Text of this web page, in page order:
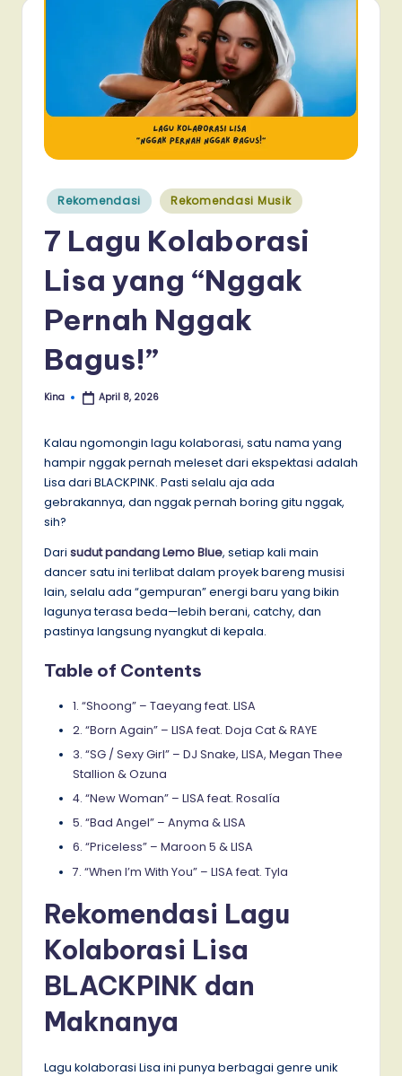
Posted
in
Rekomendasi Rekomendasi Musik
7 Lagu Kolaborasi
Lisa yang “Nggak
Pernah Nggak
Bagus!”
Posted
Kina April 8, 2026
Kalau ngomongin lagu kolaborasi, satu nama yang
hampir nggak pernah meleset dari ekspektasi adalah
Lisa dari BLACKPINK. Pasti selalu aja ada
gebrakannya, dan nggak pernah boring gitu nggak,
sih?
Dari sudut pandang Lemo Blue, setiap kali main
dancer satu ini terlibat dalam proyek bareng musisi
lain, selalu ada “gempuran” energi baru yang bikin
lagunya terasa beda—lebih berani, catchy, dan
pastinya langsung nyangkut di kepala.
Table of Contents
1. “Shoong” – Taeyang feat. LISA
2. “Born Again” – LISA feat. Doja Cat & RAYE
3. “SG / Sexy Girl” – DJ Snake, LISA, Megan Thee
Stallion & Ozuna
4. “New Woman” – LISA feat. Rosalía
5. “Bad Angel” – Anyma & LISA
6. “Priceless” – Maroon 5 & LISA
7. “When I’m With You” – LISA feat. Tyla
Rekomendasi Lagu
Kolaborasi Lisa
BLACKPINK dan
Maknanya
Lagu kolaborasi Lisa ini punya berbagai genre unik